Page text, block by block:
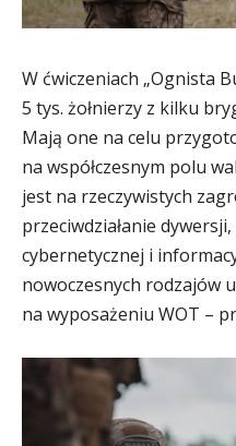
W ćwiczeniach „Ognista
5 tys. żołnierzy z kilku
Mają one na celu
na współczesnym polu
jest na rzeczywistych
przeciwdziałanie
cybernetycznej i
nowoczesnych rodzajów
na wyposażeniu WOT –